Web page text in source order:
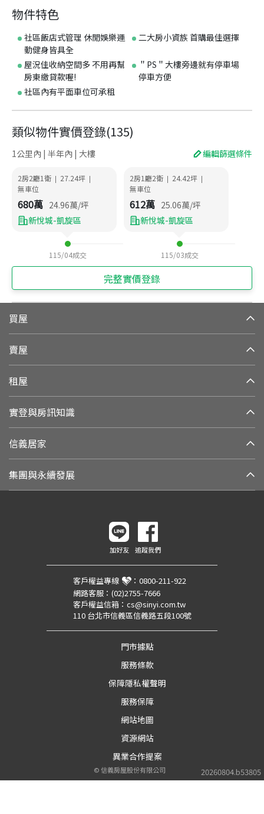
物件特色
社區飯店式管理 休閒娛樂運
動健身皆具全
二大房小資族 首購最佳選擇
屋況佳收納空間多 不用再幫
房東繳貸款喔!
＂PS＂大樓旁邊就有停車場
停車方便
社區內有平面車位可承租
類似物件實價登錄(135)
1公里內 | 半年內 | 大樓 編輯篩選條件
2房2廳1衛 | 27.24坪 |
無車位
680萬 24.96萬/坪
新悅城-凱旋區
115/04成交
2房1廳2衛 | 24.42坪 |
無車位
612萬 25.06萬/坪
新悅城-凱旋區
115/03成交
完整實價登錄
買屋
賣屋
租屋
實登與房訊知識
信義居家
集團與永續發展
20260804.b53805
加好友 追蹤我們
客戶權益專線 ： 0800-211-922
網路客服： (02)2755-7666
客戶權益信箱： cs@sinyi.com.tw
110 台北市信義區信義路五段100號
門市據點
服務條款
保障隱私權聲明
服務保障
網站地圖
資源網站
異業合作提案
©信義房屋股份有限公司